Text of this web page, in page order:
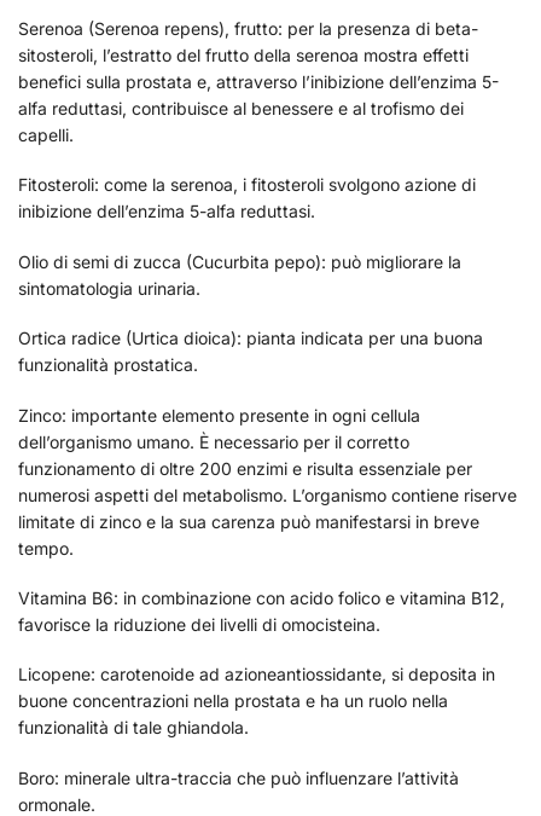
Serenoa (Serenoa repens), frutto: per la presenza di beta-
sitosteroli, l’estratto del frutto della serenoa mostra effetti
benefici sulla prostata e, attraverso l’inibizione dell’enzima 5-
alfa reduttasi, contribuisce al benessere e al trofismo dei
capelli.
Fitosteroli: come la serenoa, i fitosteroli svolgono azione di
inibizione dell’enzima 5-alfa reduttasi.
Olio di semi di zucca (Cucurbita pepo): può migliorare la
sintomatologia urinaria.
Ortica radice (Urtica dioica): pianta indicata per una buona
funzionalità prostatica.
Zinco: importante elemento presente in ogni cellula
dell’organismo umano. È necessario per il corretto
funzionamento di oltre 200 enzimi e risulta essenziale per
numerosi aspetti del metabolismo. L’organismo contiene riserve
limitate di zinco e la sua carenza può manifestarsi in breve
tempo.
Vitamina B6: in combinazione con acido folico e vitamina B12,
favorisce la riduzione dei livelli di omocisteina.
Licopene: carotenoide ad azioneantiossidante, si deposita in
buone concentrazioni nella prostata e ha un ruolo nella
funzionalità di tale ghiandola.
Boro: minerale ultra-traccia che può influenzare l’attività
ormonale.